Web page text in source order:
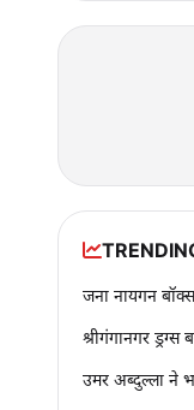
जना नायगन
श्रीगंगानगर
उमर अब्दुल्ला ने